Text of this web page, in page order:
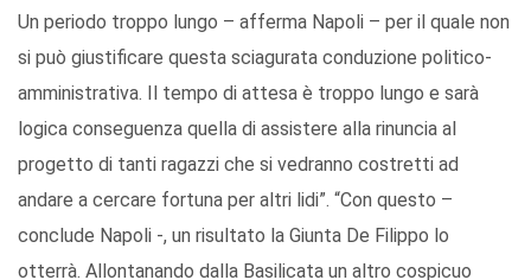
Un periodo troppo lungo – afferma Napoli – per il quale non
si può giustificare questa sciagurata conduzione politico-
amministrativa. Il tempo di attesa è troppo lungo e sarà
logica conseguenza quella di assistere alla rinuncia al
progetto di tanti ragazzi che si vedranno costretti ad
andare a cercare fortuna per altri lidi”. “Con questo –
conclude Napoli -, un risultato la Giunta De Filippo lo
otterrà. Allontanando dalla Basilicata un altro cospicuo